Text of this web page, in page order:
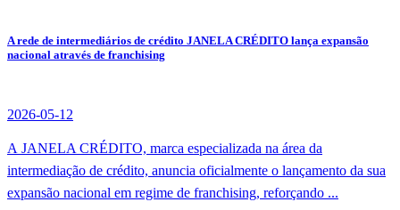
A rede de intermediários de crédito JANELA CRÉDITO lança expansão
nacional através de franchising
2026-05-12
A JANELA CRÉDITO, marca especializada na área da
intermediação de crédito, anuncia oficialmente o lançamento da sua
expansão nacional em regime de franchising, reforçando ...